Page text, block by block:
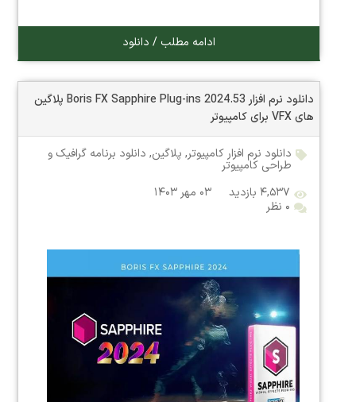
ادامه مطلب / دانلود
دانلود نرم افزار Boris FX Sapphire Plug-ins 2024.53 پلاگین
های VFX برای کامپیوتر
دانلود نرم افزار کامپیوتر, پلاگین, دانلود برنامه گرافیک و
طراحی کامپیوتر
۴,۵۳۷ بازدید
۰۳ مهر ۱۴۰۳
۰ نظر